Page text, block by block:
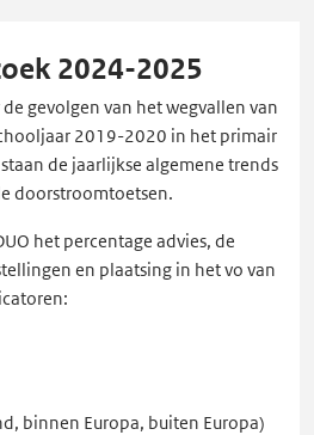
2024-2025
gevolgen van het wegvallen van
2019-2020 in het primair
de jaarlijkse algemene trends
doorstroomtoetsen.
het percentage advies, de
en plaatsing in het vo van
binnen Europa, buiten Europa)